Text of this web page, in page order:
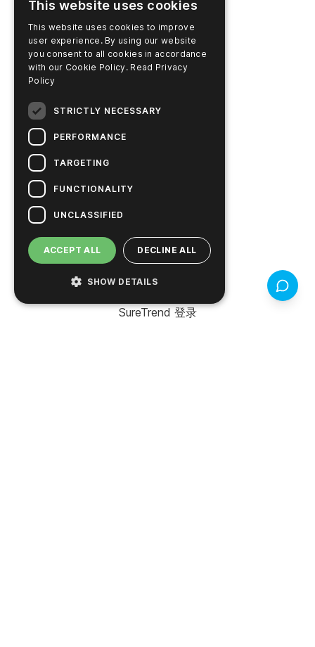
反馈（
资源
搜索文件
学习中心
产品
支持
产品搜索器
SureTrend 登录
This website uses cookies
This website uses cookies to improve
user experience. By using our website
you consent to all cookies in accordance
with our Cookie Policy. Read Privacy
Policy
STRICTLY NECESSARY
PERFORMANCE
TARGETING
FUNCTIONALITY
UNCLASSIFIED
ACCEPT ALL DECLINE ALL
SHOW DETAILS